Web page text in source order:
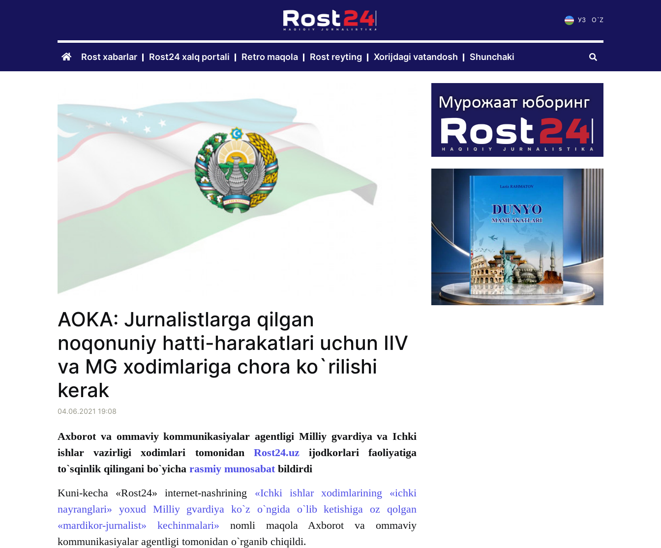
УЗ O`Z
Rost xabarlar Rost24 xalq portali Retro maqola Rost reyting Xorijdagi vatandosh Shunchaki
AOKA: Jurnalistlarga qilgan
noqonuniy hatti-harakatlari uchun IIV
va MG xodimlariga chora ko`rilishi
kerak
04.06.2021 19:08
Axborot va ommaviy kommunikasiyalar agentligi Milliy gvardiya va Ichki
ishlar vazirligi xodimlari tomonidan Rost24.uzijodkorlari faoliyatiga
to`sqinlik qilingani bo`yicha rasmiy munosabat bildirdi
Kuni-kecha «Rost24» internet-nashrining «Ichki ishlar xodimlarining «ichki
nayranglari» yoxud Milliy gvardiya ko`z o`ngida o`lib ketishiga oz qolgan
«mardikor-jurnalist» kechinmalari» nomli maqola Axborot va ommaviy
kommunikasiyalar agentligi tomonidan o`rganib chiqildi.